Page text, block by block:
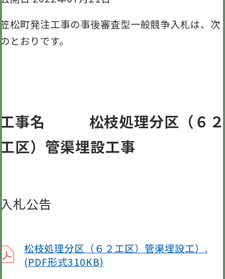
笠松町発注工事の事後審査型一般競争入札は、次
のとおりです。
工事名 松枝処理分区（６２
工区）管渠埋設工事
入札公告
松枝処理分区（６２工区）管渠埋設工）.
(PDF形式310KB)